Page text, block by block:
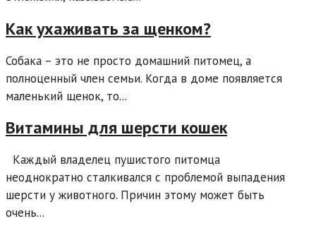
Как ухаживать за щенком?
Собака – это не просто домашний питомец, а
полноценный член семьи. Когда в доме появляется
маленький щенок, то...
Витамины для шерсти кошек
Каждый владелец пушистого питомца
неоднократно сталкивался с проблемой выпадения
шерсти у животного. Причин этому может быть
очень...